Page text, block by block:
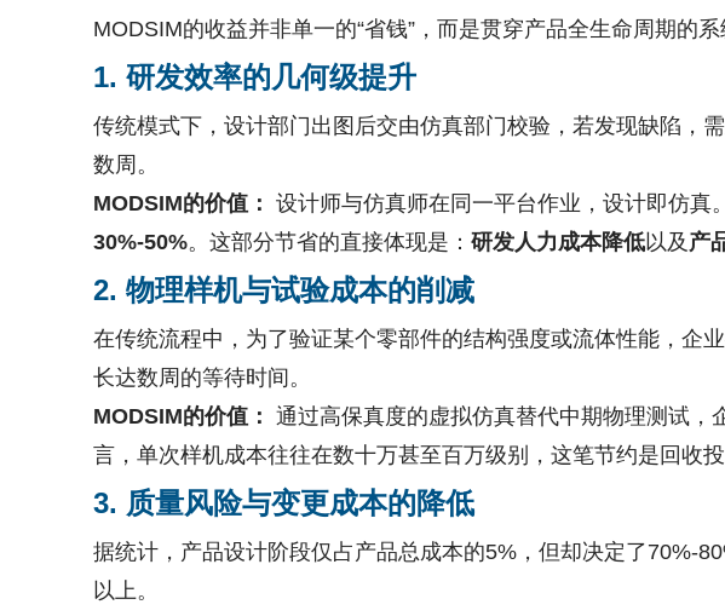
MODSIM的收益并非单一的“省钱”，而是贯穿产品全生命周期的
1. 研发效率的几何级提升
传统模式下，设计部门出图后交由仿真部门校验，若发现缺陷，
数周。
MODSIM的价值： 设计师与仿真师在同一平台作业，设计即仿
30%-50%。这部分节省的直接体现是： 研发人力成本降低以及 产
2. 物理样机与试验成本的削减
在传统流程中，为了验证某个零部件的结构强度或流体性能，企
长达数周的等待时间。
MODSIM的价值： 通过高保真度的虚拟仿真替代中期物理测试，
言，单次样机成本往往在数十万甚至百万级别，这笔节约是回收投
3. 质量风险与变更成本的降低
据统计，产品设计阶段仅占产品总成本的5%，但却决定了70%-
以上。